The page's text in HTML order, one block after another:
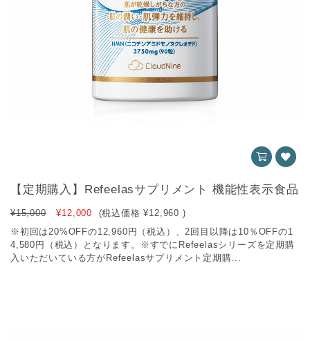
【定期購入】Refeelasサプリメント 機能性表示食品
¥15,000 ¥12,000 (税込価格 ¥12,960 )
※初回は20%OFFの12,960円（税込）、2回目以降は10％OFFの1
4,580円（税込）となります。※すでにRefeelasシリーズを定期購
入いただいている方がRefeelasサプリメント定期購...